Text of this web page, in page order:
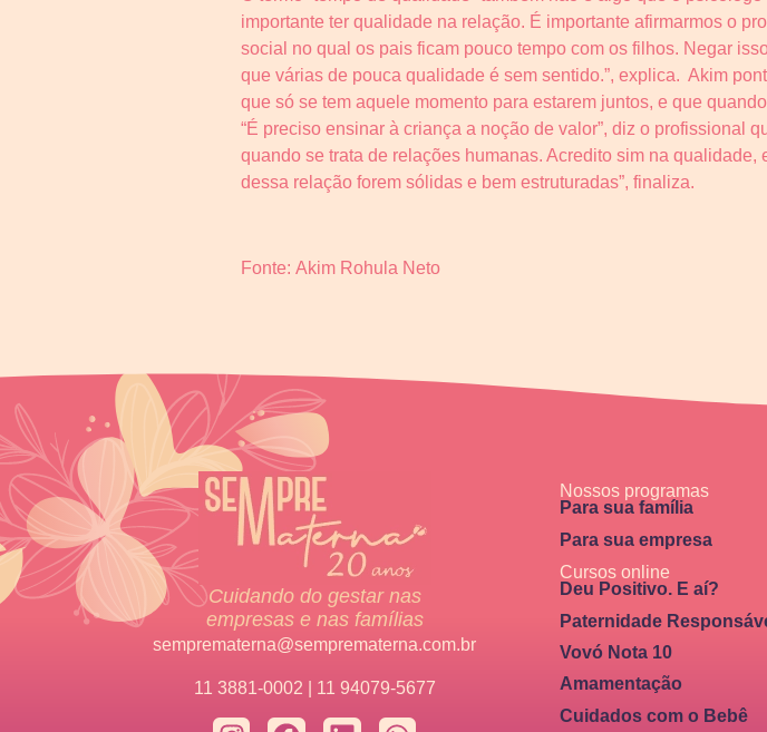
importante ter qualidade na relação. É importante afirmarmos o
social no qual os pais ficam pouco tempo com os filhos. Negar
que várias de pouca qualidade é sem sentido.”, explica. Akim
que só se tem aquele momento para estarem juntos, e que
“É preciso ensinar à criança a noção de valor”, diz o profissional
quando se trata de relações humanas. Acredito sim na
dessa relação forem sólidas e bem estruturadas”, finaliza.
Fonte: Akim Rohula Neto
Cuidando do gestar nas
empresas e nas famílias
semprematerna@semprematerna.com.br
11 3881-0002 | 11 94079-5677
Nossos programas
Para sua família
Para sua empresa
Cursos online
Deu Positivo. E aí?
Paternidade
Vovó Nota 10
Amamentação
Cuidados com o Bebê